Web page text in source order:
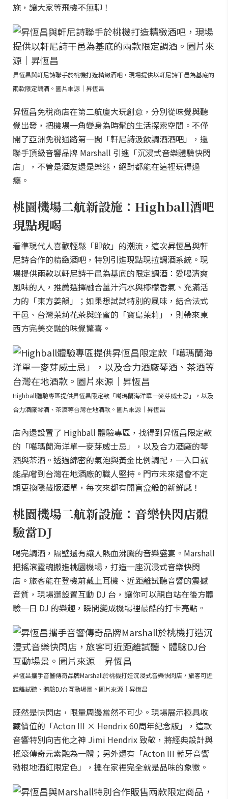
施，讓大家等飛機不無聊！
昇恆昌與軒尼詩聯手於桃機打造精緻酒吧，現場提供以軒尼詩干邑為基底的
兩款限定調酒。圖片來源｜昇恆昌
昇恆昌免稅商店在第二航廈大玩創意，分別從味覺與聽
覺出發，把機場一角變身為時髦的生活探索空間。不僅
開了亞洲免稅通路第一間「軒尼詩汲飲調酒酒吧」，還
聯手頂級音響品牌 Marshall 引進「沉浸式音樂體驗快閃
店」，不管是酒友還是樂迷，絕對都能在這裡玩得過
癮。
桃園機場二航新設施：Highball酒吧
現點現喝
看準現代人喜歡輕鬆「即飲」的潮流，這次昇恆昌與軒
尼詩合作的精緻酒吧，特別引進現點現拉調酒系統。現
場提供兩款以軒尼詩干邑為基底的限定調酒：愛喝清爽
風味的人，推薦選擇融合薑汁汽水與檸檬香氣、充滿活
力的「東方姜韻」；如果想試試特別的風味，結合法式
干邑、台灣茉莉花茶與蜂蜜的「寶島茉莉」，則帶來東
西方完美交融的味覺驚喜。
Highball體驗專區提供昇恆昌限定款「噶瑪蘭海洋單一麥芽威士忌」，以及
合力酒廠琴酒、茶酒等台灣在地酒款。圖片來源｜昇恆昌
店內還設置了 Highball 體驗專區，找得到昇恆昌限定款
的「噶瑪蘭海洋單一麥芽威士忌」，以及合力酒廠的琴
酒與茶酒。透過綿密的氣泡與黃金比例調配，一入口就
能品嚐到台灣在地酒廠的職人堅持。門市未來還會不定
期更換隱藏版酒單，每次來都有開盲盒般的新鮮感！
桃園機場二航新設施：音樂快閃店體
驗當DJ
喝完調酒，隔壁還有讓人熱血沸騰的音樂盛宴。Marshall
把搖滾靈魂搬進桃園機場，打造一座沉浸式音樂快閃
店。旅客能在登機前戴上耳機、近距離試聽音響的震撼
音質，現場還設置互動 DJ 台，讓你可以親自站在後方體
驗一日 DJ 的樂趣，瞬間變成機場裡最酷的打卡亮點。
昇恆昌攜手音響傳奇品牌Marshall於桃機打造沉浸式音樂快閃店，旅客可近
距離試聽、體驗DJ台互動場景。圖片來源｜昇恆昌
既然是快閃店，限量周邊當然不可少。現場展示極具收
藏價值的「Acton III × Hendrix 60周年紀念版」，這款
音響特別向吉他之神 Jimi Hendrix 致敬，將經典設計與
搖滾傳奇元素融為一體；另外還有「Acton III 藍牙音響
勃根地酒紅限定色」，擺在家裡完全就是品味的象徵。